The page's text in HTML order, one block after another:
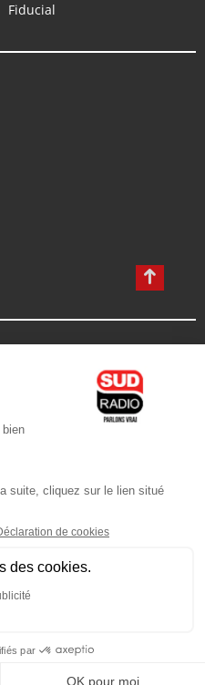
Fiducial
l'application
/ Pierre Olivier
Jacques Pessis